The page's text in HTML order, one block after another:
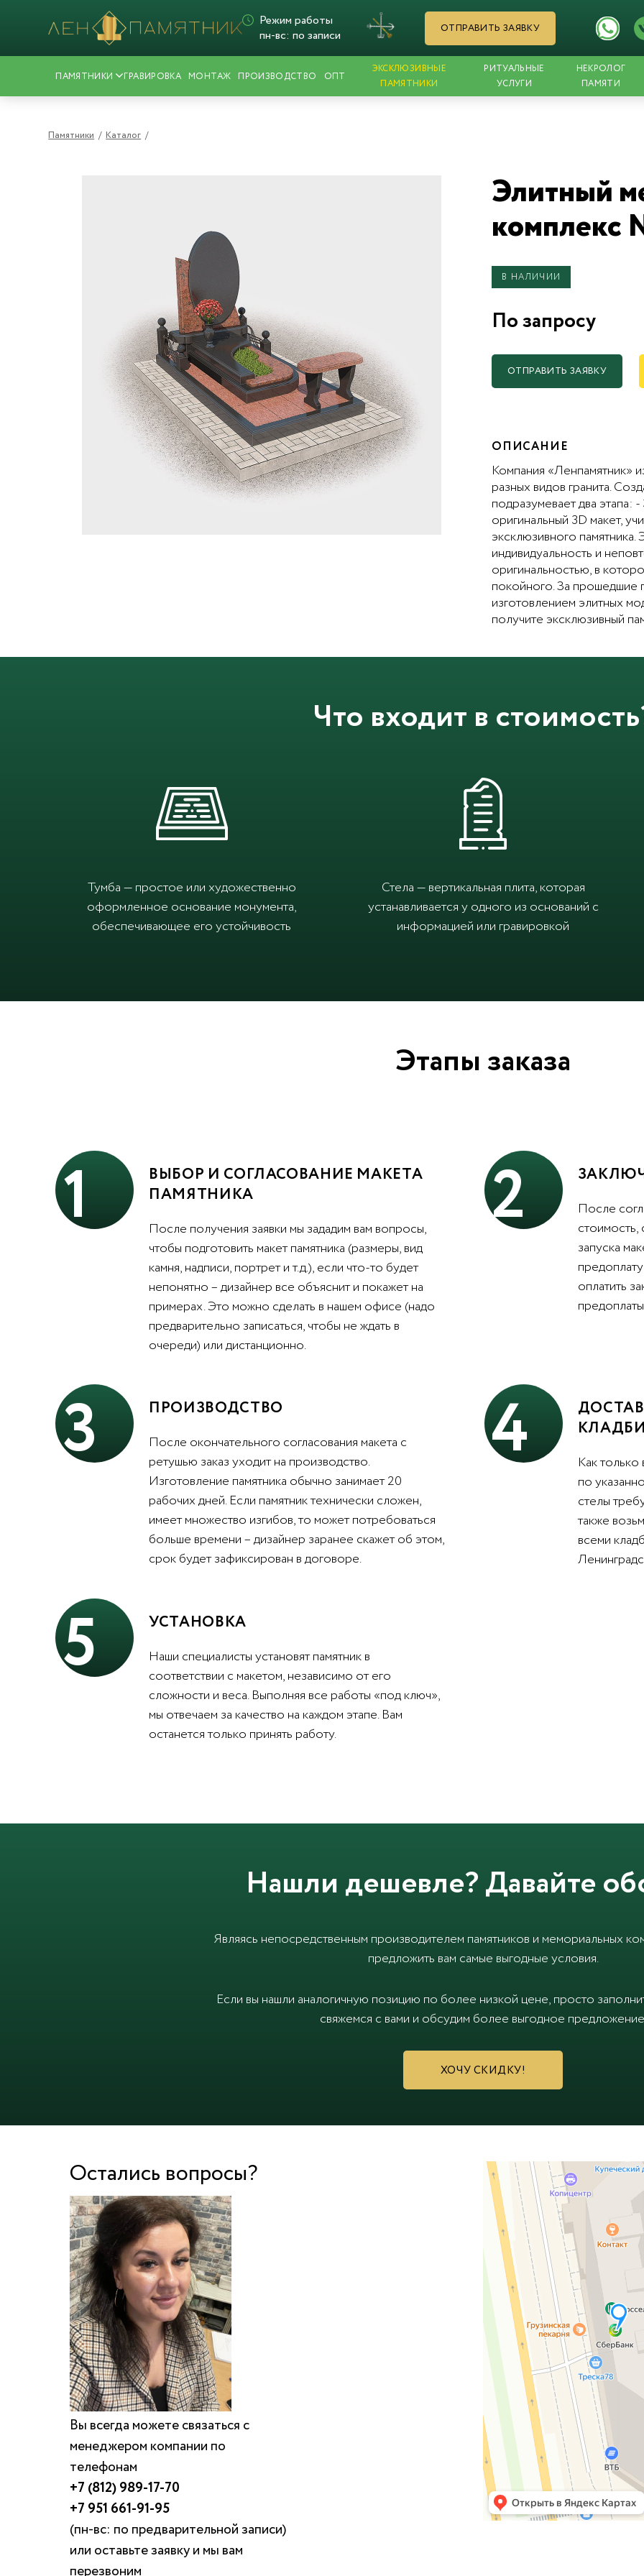
Режим работы
пн-вс: по записи
ОТПРАВИТЬ ЗАЯВКУ
ПАМЯТНИКИ ГРАВИРОВКА МОНТАЖ ПРОИЗВОДСТВО ОПТ
ЭКСКЛЮЗИВНЫЕ
ПАМЯТНИКИ
РИТУАЛЬНЫЕ
УСЛУГИ
НЕКРОЛОГ
ПАМЯТИ
Памятники/Каталог/
Элитный
комплекс
В НАЛИЧИИ
По запросу
ОТПРАВИТЬ ЗАЯВКУ
ОПИСАНИЕ
Компания «Ленпамятник»
разных видов гранита.
подразумевает два этапа:
оригинальный 3D макет,
эксклюзивного памятника.
индивидуальность и
оригинальностью, в
покойного. За прошедшие
изготовлением элитных
получите эксклюзивный
Что входит в
Тумба — простое или художественно
оформленное основание монумента,
обеспечивающее его устойчивость
Стела — вертикальная плита, которая
устанавливается у одного из оснований с
информацией или гравировкой
Этапы заказа
1
ВЫБОР И СОГЛАСОВАНИЕ МАКЕТА
ПАМЯТНИКА
После получения заявки мы зададим вам вопросы,
чтобы подготовить макет памятника (размеры, вид
камня, надписи, портрет и т.д.), если что-то будет
непонятно – дизайнер все объяснит и покажет на
примерах. Это можно сделать в нашем офисе (надо
предварительно записаться, чтобы не ждать в
очереди) или дистанционно.
2
После
запуска
оплатить
3 ПРОИЗВОДСТВО
После окончательного согласования макета с
ретушью заказ уходит на производство.
Изготовление памятника обычно занимает 20
рабочих дней. Если памятник технически сложен,
имеет множество изгибов, то может потребоваться
больше времени – дизайнер заранее скажет об этом,
срок будет зафиксирован в договоре.
4
Как только
по
стелы
также
всеми
5 УСТАНОВКА
Наши специалисты установят памятник в
соответствии с макетом, независимо от его
сложности и веса. Выполняя все работы «под ключ»,
мы отвечаем за качество на каждом этапе. Вам
останется только принять работу.
Нашли дешевле? Давайте
Являясь непосредственным производителем памятников и мемориальных
предложить вам самые выгодные условия.
Если вы нашли аналогичную позицию по более низкой цене, просто
свяжемся с вами и обсудим более выгодное
ХОЧУ СКИДКУ!
Остались вопросы?
Вы всегда можете связаться с
менеджером компании по
телефонам
+7 (812) 989-17-70
+7 951 661-91-95
(пн-вс: по предварительной записи)
или оставьте заявку и мы вам
перезвоним